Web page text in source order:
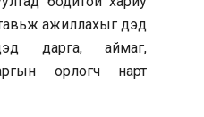
тавьж ажиллахыг дэд
дарга, аймаг,
орлогч нарт